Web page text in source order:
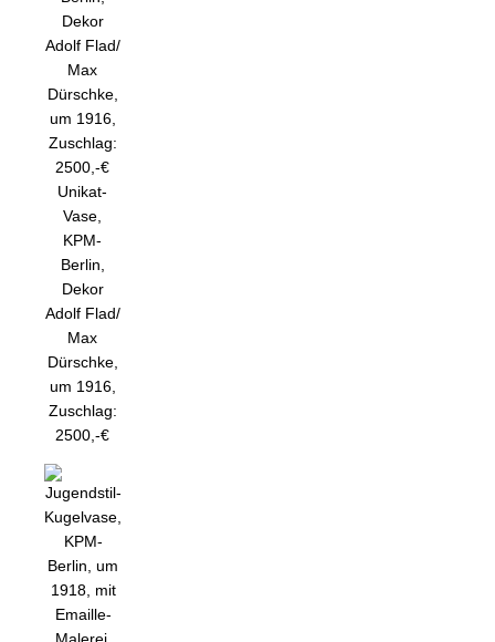
Unikat-
Vase,
KPM-
Berlin,
Dekor
Adolf Flad/
Max
Dürschke,
um 1916,
Zuschlag:
2500,-€